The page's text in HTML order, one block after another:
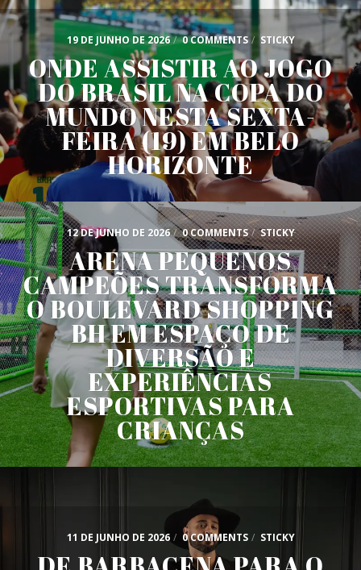
19 DE JUNHO DE 2026 / 0 COMMENTS / STICKY
ONDE ASSISTIR AO JOGO
DO BRASIL NA COPA DO
MUNDO NESTA SEXTA-
FEIRA (19) EM BELO
HORIZONTE
12 DE JUNHO DE 2026 / 0 COMMENTS / STICKY
ARENA PEQUENOS
CAMPEÕES TRANSFORMA
O BOULEVARD SHOPPING
BH EM ESPAÇO DE
DIVERSÃO E
EXPERIÊNCIAS
ESPORTIVAS PARA
CRIANÇAS
11 DE JUNHO DE 2026 / 0 COMMENTS / STICKY